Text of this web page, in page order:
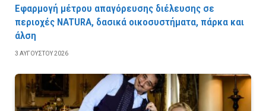
Εφαρμογή μέτρου απαγόρευσης διέλευσης σε
περιοχές NATURA, δασικά οικοσυστήματα, πάρκα και
άλση
3 ΑΥΓΟΎΣΤΟΥ 2026